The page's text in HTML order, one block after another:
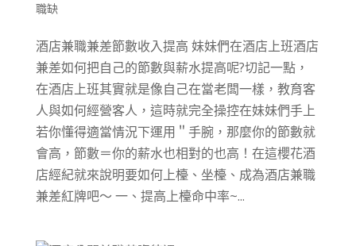
職缺
酒店兼職兼差節數收入提高 妹妹們在酒店上班酒店
兼差如何把自己的節數與薪水提高呢?切記一點，
在酒店上班其實就是像自己在當老闆一樣，教育客
人與如何經營客人，這時就完全操控在妹妹們手上
若你懂得適當情況下運用＂手腕，那麼你的節數就
會高，節數＝你的薪水也相對的也高！在這櫻花酒
店經紀就來說明要如何上檯、坐檯、成為酒店兼職
兼差紅牌吧～ 一、提高上檯命中率~...